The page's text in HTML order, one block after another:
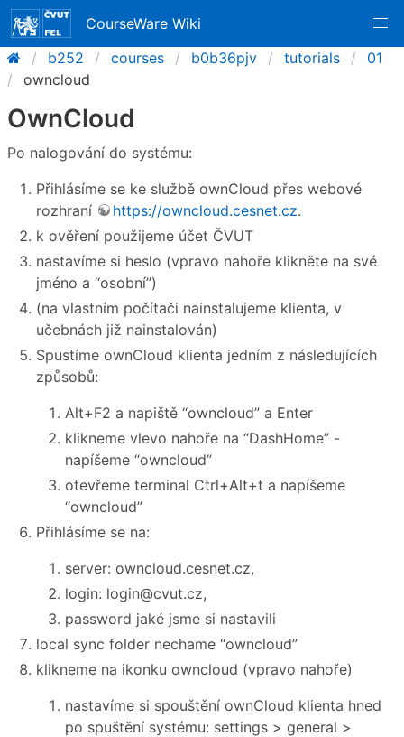
CourseWare Wiki
b252
courses b0b36pjv tutorials
01
owncloud
OwnCloud
Po nalogování do systému:
Přihlásíme se ke službě ownCloud přes webové
rozhraní
https://owncloud.cesnet.cz.
k ověření použijeme účet ČVUT
nastavíme si heslo (vpravo nahoře klikněte na své
jméno a “osobní”)
(na vlastním počítači nainstalujeme klienta, v
učebnách již nainstalován)
Spustíme ownCloud klienta jedním z následujících
způsobů:
Alt+F2 a napiště “owncloud” a Enter
klikneme vlevo nahoře na “DashHome” -
napíšeme “owncloud”
otevřeme terminal Ctrl+Alt+t a napíšeme
“owncloud”
Přihlásíme se na:
server: owncloud.cesnet.cz,
login: login@cvut.cz,
password jaké jsme si nastavili
local sync folder nechame “owncloud”
klikneme na ikonku owncloud (vpravo nahoře)
nastavíme si spouštění ownCloud klienta hned
po spuštění systému: settings > general >